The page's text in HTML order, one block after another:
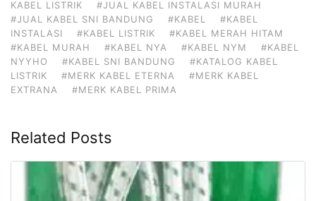
KABEL LISTRIK
#JUAL KABEL INSTALASI MURAH
#JUAL KABEL SNI BANDUNG
#KABEL
#KABEL
INSTALASI
#KABEL LISTRIK
#KABEL MERAH HITAM
#KABEL MURAH
#KABEL NYA #KABEL NYM
#KABEL
NYYHO
#KABEL SNI BANDUNG
#KATALOG KABEL
LISTRIK
#MERK KABEL ETERNA
#MERK KABEL
EXTRANA
#MERK KABEL PRIMA
Related Posts